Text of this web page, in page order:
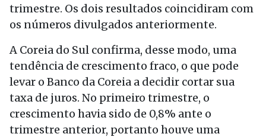
trimestre. Os dois resultados coincidiram com
os números divulgados anteriormente.
A Coreia do Sul confirma, desse modo, uma
tendência de crescimento fraco, o que pode
levar o Banco da Coreia a decidir cortar sua
taxa de juros. No primeiro trimestre, o
crescimento havia sido de 0,8% ante o
trimestre anterior, portanto houve uma